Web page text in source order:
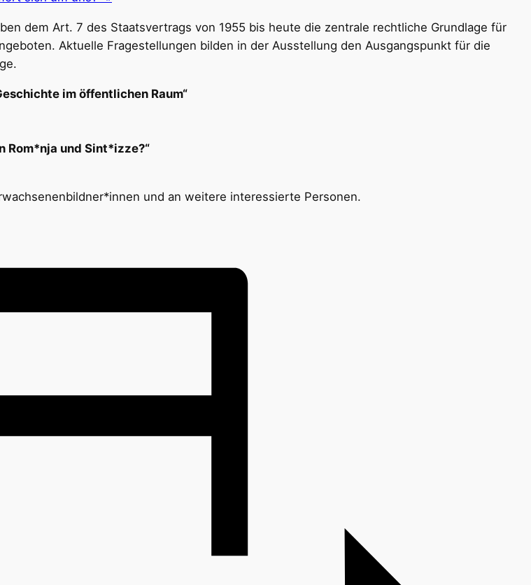
dem Art. 7 des Staatsvertrags von 1955 bis heute die zentrale rechtliche Grundlage für
Aktuelle Fragestellungen bilden in der Ausstellung den Ausgangspunkt für die
im öffentlichen Raum“
Rom*nja und Sint*izze?“
und an weitere interessierte Personen.